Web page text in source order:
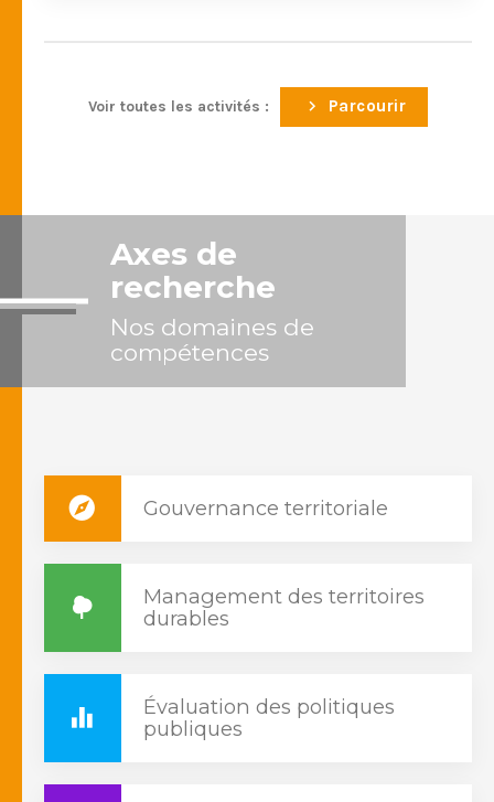
Voir toutes les activités : Parcourir
Axes de
recherche
Nos domaines de
compétences
Gouvernance territoriale
Management des territoires
durables
Évaluation des politiques
publiques